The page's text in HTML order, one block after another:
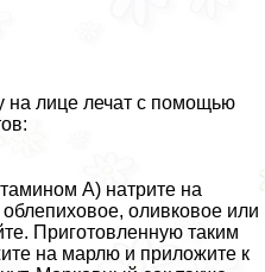
на лице лечат с помощью
А) натрите на
оливковое или
Приготовленную таким
на марлю и приложите к